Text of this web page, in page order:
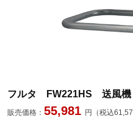
フルタ FW221HS 送風機
販売価格： 55,981 円（税込